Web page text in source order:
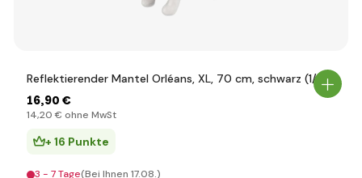
Reflektierender Mantel Orléans, XL, 70 cm, schwarz (1/12)
16,90 €
14,20 € ohne MwSt
+ 16 Punkte
3 - 7 Tage(Bei Ihnen 17.08.)